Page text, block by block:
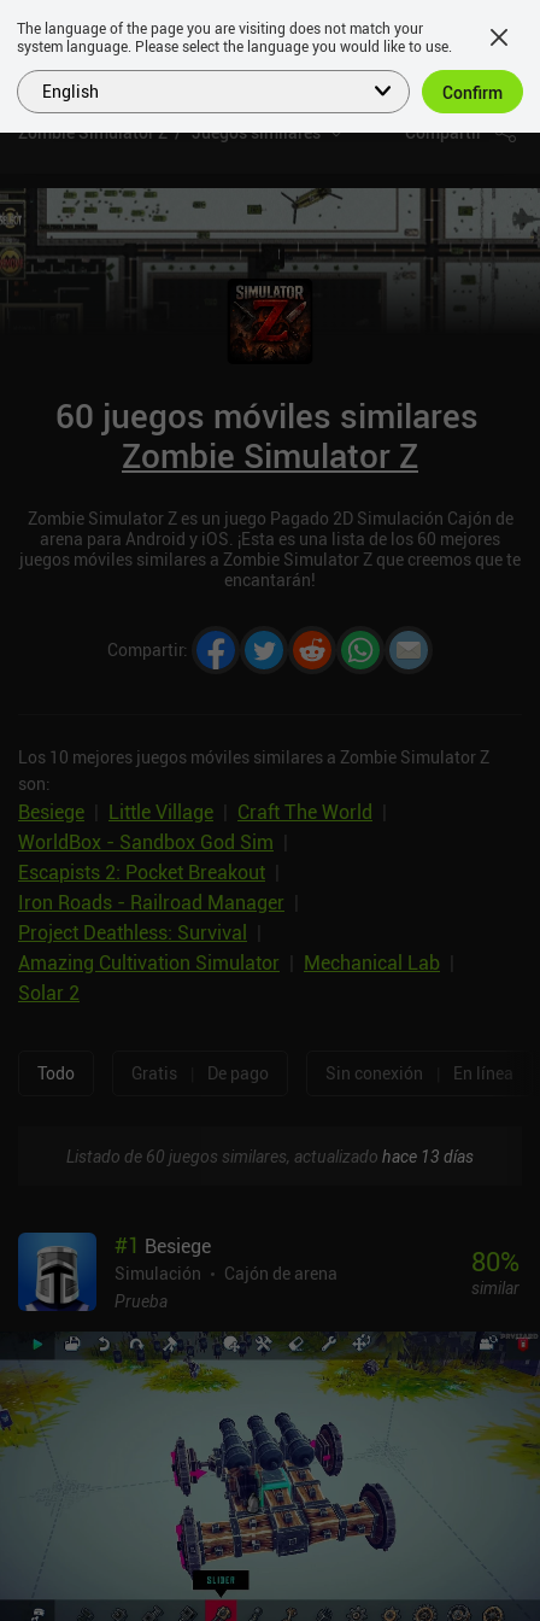
Zombie Simulator Z Juegos similares Compartir
60 juegos móviles similares
Zombie Simulator Z
Zombie Simulator Z es un juego Pagado 2D Simulación Cajón de
arena para Android y iOS. ¡Esta es una lista de los 60 mejores
juegos móviles similares a Zombie Simulator Z que creemos que te
encantarán!
Compartir:
Los 10 mejores juegos móviles similares a Zombie Simulator Z
son:
Besiege Little Village Craft The World
WorldBox - Sandbox God Sim
Escapists 2: Pocket Breakout
Iron Roads - Railroad Manager
Project Deathless: Survival
Amazing Cultivation Simulator
Mechanical Lab
Solar 2
Todo Gratis De pago Sin conexión En línea
Listado de 60 juegos similares, actualizado hace 13 días
#1 Besiege
Simulación
Cajón de arena
Prueba
80%
similar
The language of the page you are visiting does not match your
system language. Please select the language you would like to use.
English Confirm